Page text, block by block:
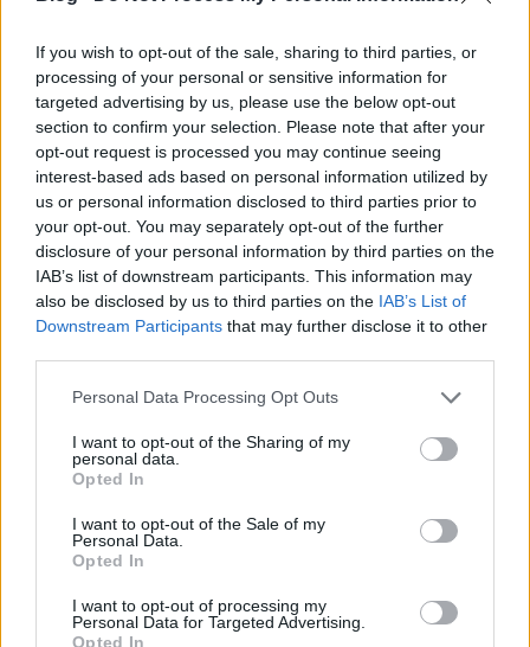
If you wish to opt-out of the sale, sharing to third parties, or
processing of your personal or sensitive information for
targeted advertising by us, please use the below opt-out
section to confirm your selection. Please note that after your
opt-out request is processed you may continue seeing
interest-based ads based on personal information utilized by
us or personal information disclosed to third parties prior to
your opt-out. You may separately opt-out of the further
disclosure of your personal information by third parties on the
IAB’s list of downstream participants. This information may
also be disclosed by us to third parties on the IAB’s List of
Downstream Participants that may further disclose it to other
Please note that this website/app uses one or more Google
not limited to your visit or usage behaviour. You may click to
grant or deny consent to Google and its third-party tags to
use your data for below specified purposes in below Google
consent section.
Personal Data Processing Opt Outs
I want to opt-out of the Sharing of my
personal data.
Opted In
I want to opt-out of the Sale of my
Personal Data.
Opted In
I want to opt-out of processing my
Personal Data for Targeted Advertising.
Opted In
Szórakoztató nyári tevékenységek
gyerekeknek - Tippek, receptek,
ötletbörze